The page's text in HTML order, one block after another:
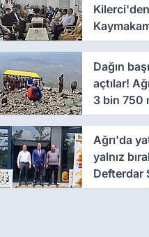
Kilerci'den
Kılıç'a
Dağın
açtılar!
3 bin 750
alışveriş
Ağrı'da
yalnız
Defterdar
ziyaret